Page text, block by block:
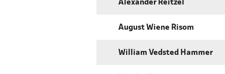
Alexander Reitzel
August Wiene Risom
William Vedsted Hammer